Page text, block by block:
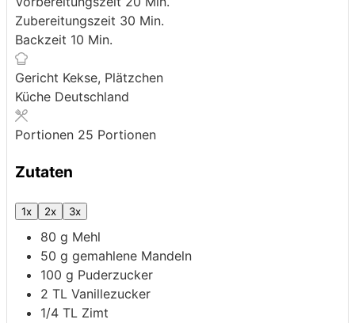
Zubereitungszeit 30 Minuten
Min.
Backzeit 10 Minuten
Min.
Gericht Kekse, Plätzchen
Küche Deutschland
Portionen 25 Portionen
Zutaten
1x 2x 3x
80 g Mehl
50 g gemahlene Mandeln
100 g Puderzucker
2 TL Vanillezucker
1/4 TL Zimt